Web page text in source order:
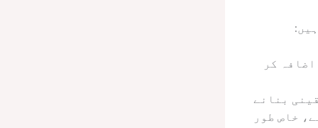
کر
بنانے
خاص طور